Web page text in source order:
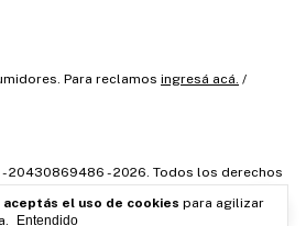
aceptás el uso de cookies para agilizar
Entendido
Para reclamos ingresá acá. /
20430869486 - 2026. Todos los derechos